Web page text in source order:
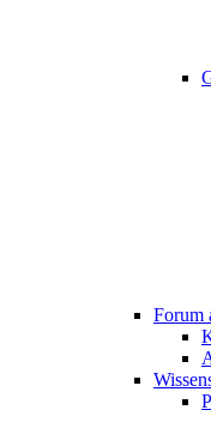
Forum